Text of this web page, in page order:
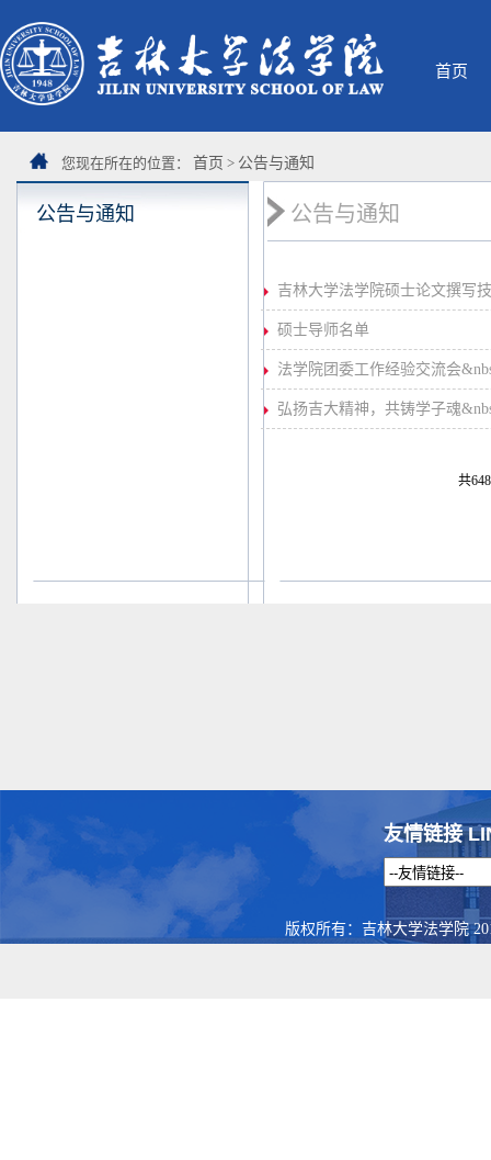
首页
您现在所在的位置： 首页 > 公告与通知
公告与通知 公告与通知
吉林大学法学院硕士论文撰写
硕士导师名单
法学院团委工作经验交流会
弘扬吉大精神，共铸学子魂
共
友情链接
版权所有：吉林大学法学院